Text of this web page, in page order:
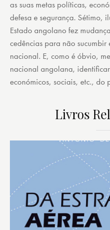
as suas metas políticas,
defesa e segurança. Sétimo,
Estado angolano fez
cedências para não
nacional. E, como é óbvio,
nacional angolana,
económicos, sociais, etc., do
Livros